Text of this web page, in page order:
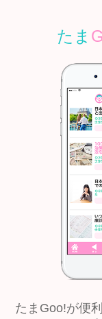
たま
たまGoo!が便